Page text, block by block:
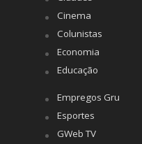
Cinema
Colunistas
Economia
Educação
Empregos Gru
Esportes
GWeb TV